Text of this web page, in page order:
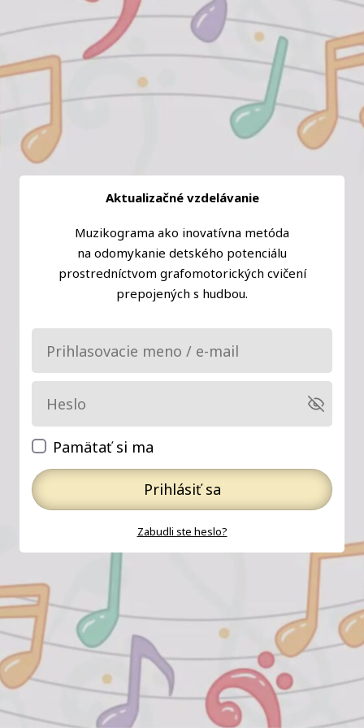
Aktualizačné vzdelávanie
Muzikograma ako inovatívna metóda
na odomykanie detského potenciálu
prostredníctvom grafomotorických cvičení
prepojených s hudbou.
Pamätať si ma
Prihlásiť sa
Zabudli ste heslo?